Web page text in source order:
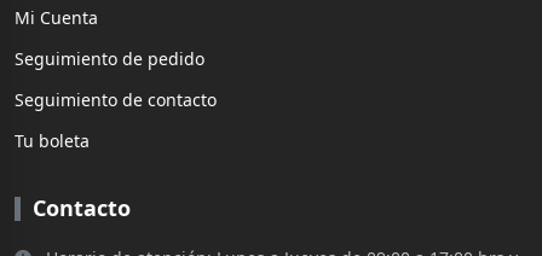
Mi Cuenta
Seguimiento de pedido
Seguimiento de contacto
Tu boleta
Contacto